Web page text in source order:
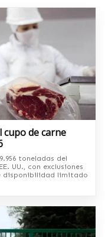
cupo de carne
toneladas del
UU., con exclusiones
disponibilidad limitado